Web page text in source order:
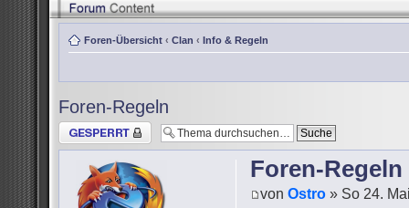
Foren-Übersicht ‹ Clan ‹ Info & Regeln
Foren-Regeln
Thema gesperrt
Foren-Regeln
vonOstro » So 24.